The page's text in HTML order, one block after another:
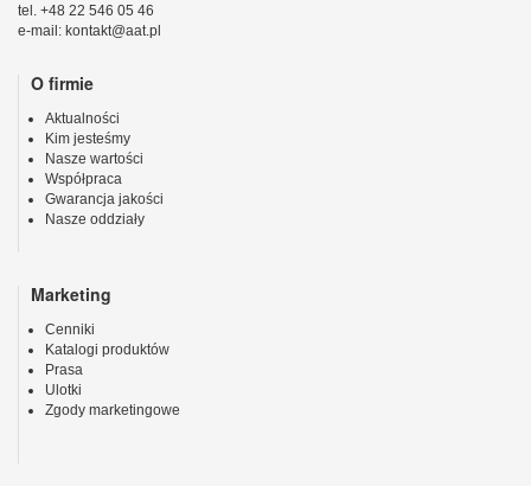
tel. +48 22 546 05 46
e-mail: kontakt@aat.pl
O firmie
Aktualności
Kim jesteśmy
Nasze wartości
Współpraca
Gwarancja jakości
Nasze oddziały
Marketing
Cenniki
Katalogi produktów
Prasa
Ulotki
Zgody marketingowe